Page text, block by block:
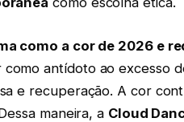
como a cor de 2026 e
antídoto ao excesso
e recuperação. A cor
maneira, a Cloud